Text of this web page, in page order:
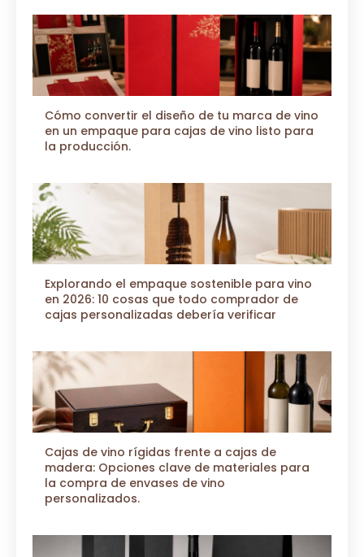
Cómo convertir el diseño de tu marca de vino
en un empaque para cajas de vino listo para
la producción.
Explorando el empaque sostenible para vino
en 2026: 10 cosas que todo comprador de
cajas personalizadas debería verificar
Cajas de vino rígidas frente a cajas de
madera: Opciones clave de materiales para
la compra de envases de vino
personalizados.